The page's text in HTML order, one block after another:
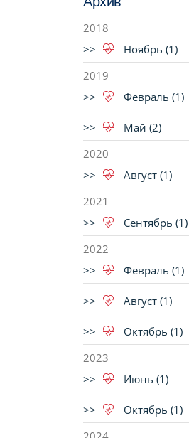
2018
Ноябрь (1)
2019
Февраль (1)
Май (2)
2020
Август (1)
2021
Сентябрь (1)
2022
Февраль (1)
Август (1)
Октябрь (1)
2023
Июнь (1)
Октябрь (1)